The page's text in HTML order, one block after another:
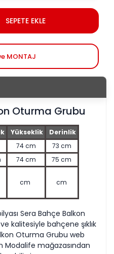
SEPETE EKLE
MONTAJ
Oturma Grubu
Yükseklik
Derinlik
74 cm
73 cm
74 cm 75 cm
cm cm
Sera Bahçe Balkon
kalitesiyle bahçene şıklık
Oturma Grubu web
Modalife mağazasından